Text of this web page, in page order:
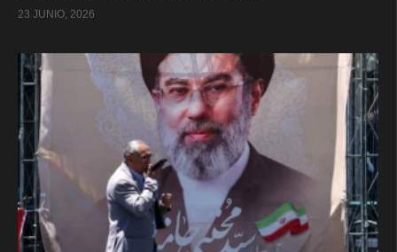
23 JUNIO, 2026